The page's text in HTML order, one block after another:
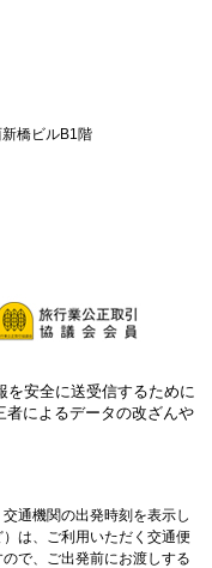
橋ビルB1階
を安全に送受信するために
によるデータの改ざんや
通機関の出発時刻を表示し
は、ご利用いただく交通便
で、ご出発前にお渡しする